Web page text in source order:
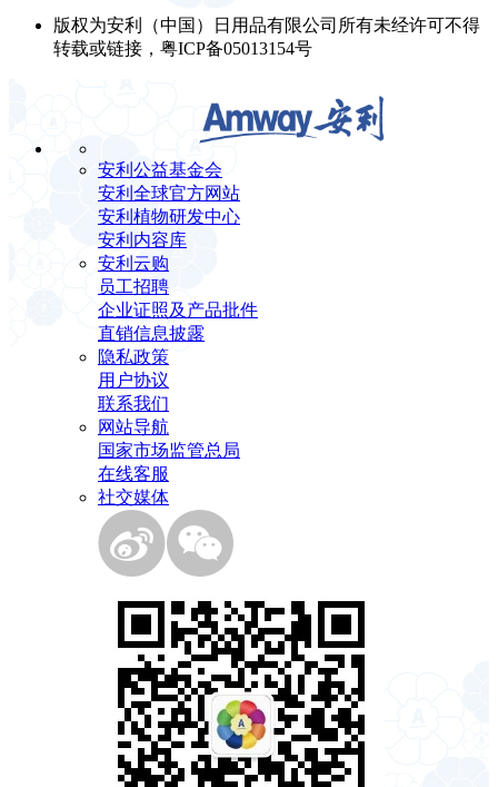
版权为安利（中国）日用品有限公司所有未经许可不得
转载或链接，粤ICP备05013154号
安利公益基金会
安利全球官方网站
安利植物研发中心
安利内容库
安利云购
员工招聘
企业证照及产品批件
直销信息披露
隐私政策
用户协议
联系我们
网站导航
国家市场监管总局
在线客服
社交媒体